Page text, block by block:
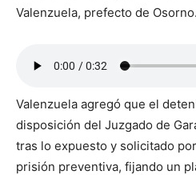
Valenzuela, prefecto de Osorno.
Valenzuela agregó que el
disposición del Juzgado de
tras lo expuesto y solicitado
prisión preventiva, fijando un